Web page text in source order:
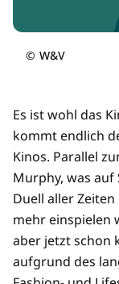
© W&V
Es ist wohl das
kommt endlich
Kinos. Parallel
Murphy, was auf
Duell aller
mehr einspielen
aber jetzt schon
aufgrund des